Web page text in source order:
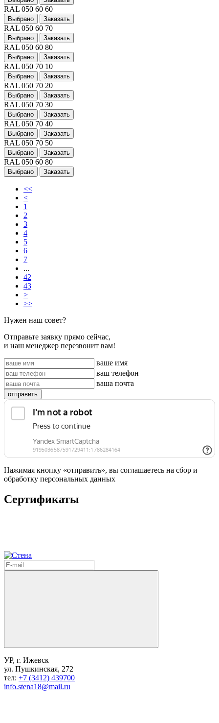
RAL 050 60 60
Выбрано Заказать
RAL 050 60 70
Выбрано Заказать
RAL 050 60 80
Выбрано Заказать
RAL 050 70 10
Выбрано Заказать
RAL 050 70 20
Выбрано Заказать
RAL 050 70 30
Выбрано Заказать
RAL 050 70 40
Выбрано Заказать
RAL 050 70 50
Выбрано Заказать
RAL 050 60 80
Выбрано Заказать
<<
<
1
2
3
4
5
6
7
...
42
43
>
>>
Нужен наш совет?
Отправьте заявку прямо сейчас,
и наш менеджер перезвонит вам!
ваше имя
ваш телефон
ваша почта
отправить
Нажимая кнопку «отправить», вы соглашаетесь на сбор и
обработку персональных данных
Сертификаты
УР, г. Ижевск
ул. Пушкинская, 272
тел: +7 (3412) 439700
info.stena18@mail.ru